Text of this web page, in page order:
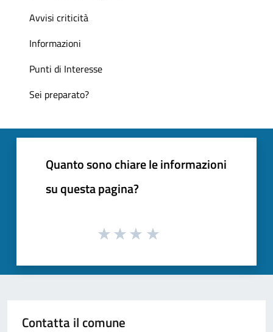
Avvisi criticità
Informazioni
Punti di Interesse
Sei preparato?
Quanto sono chiare le informazioni
su questa pagina?
Contatta il comune